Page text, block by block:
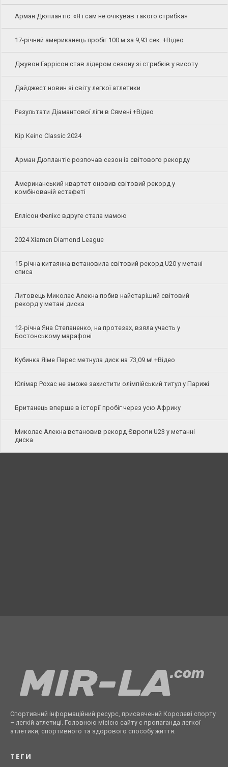
Арман Дюплантіс: «Я і сам не очікував такого стрибка»
17-річний американець пробіг 100 м за 9,93 сек. +Відео
Джувон Гаррісон став лідером сезону зі стрибків у висоту
Дайджест новин зі світу легкої атлетики
Результати Діамантової ліги в Сямені +Відео
Kip Keino Classic 2024
Арман Дюплантіс розпочав сезон із світового рекорду
Американський квартет оновив світовий рекорд у
комбінованій естафеті
Еллісон Фелікс вдруге стала мамою
2024 Xiamen Diamond League
15-річна китаянка встановила світовий рекорд U20 у метані
списа
Литовець Миколас Алекна побив найстаріший світовий
рекорд у метані диска
12-річна Яна Степаненко, на протезах, взяла участь у
Бостонському марафоні
Кубинка Яіме Перес метнула диск на 73,09 м! +Відео
Юлімар Рохас не зможе захистити олімпійський титул у Парижі
Британець вперше в історії пробіг через усю Африку
Миколас Алекна встановив рекорд Європи U23 у метанні
диска
Спортивний інформаційний ресурс, присвячений Королеві спорту
– легкій атлетиці. Головною місією сайту є пропаганда легкої
атлетики, спортивного та здорового способу життя.
ТЕГИ